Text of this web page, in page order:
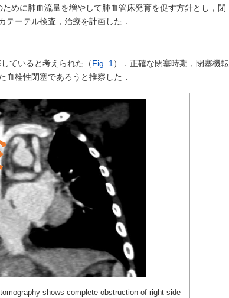
めに肺血流量を増やして肺血管床発育を促す方針とし，閉
ーテル検査，治療を計画した．
ていると考えられた（Fig. 1 ）．正確な閉塞時期，閉塞機転
血栓性閉塞であろうと推察した．
shows complete obstruction of right-side